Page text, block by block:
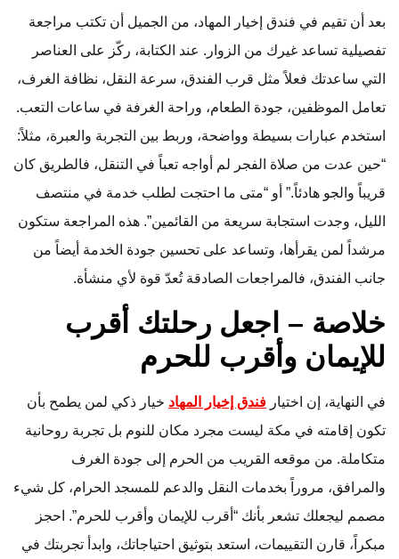
بعد أن تقيم في فندق إخيار المهاد، من الجميل أن تكتب مراجعة
تفصيلية تساعد غيرك من الزوار. عند الكتابة، ركّز على العناصر
التي ساعدتك فعلاً مثل قرب الفندق، سرعة النقل، نظافة الغرف،
تعامل الموظفين، جودة الطعام، وراحة الغرفة في ساعات التعب.
استخدم عبارات بسيطة وواضحة، وربط بين التجربة والعبرة، مثلاً:
“حين عدت من صلاة الفجر لم أواجه تعباً في التنقل، فالطريق كان
قريباً والجو هادئاً.” أو “متى ما احتجت لطلب خدمة في منتصف
الليل، وجدت استجابة سريعة من القائمين”. هذه المراجعة ستكون
مرشداً لمن يقرأها، وتساعد على تحسين جودة الخدمة أيضاً من
جانب الفندق، فالمراجعات الصادقة تُعدّ قوة لأي منشأة.
خلاصة – اجعل رحلتك أقرب
للإيمان وأقرب للحرم
في النهاية، إن اختيار فندق إخيار المهاد خيار ذكي لمن يطمح بأن
تكون إقامته في مكة ليست مجرد مكان للنوم بل تجربة روحانية
متكاملة. من موقعه القريب من الحرم إلى جودة الغرف
والمرافق، مروراً بخدمات النقل والدعم للمسجد الحرام، كل شيء
مصمم ليجعلك تشعر بأنك “أقرب للإيمان وأقرب للحرم”. احجز
مبكراً، قارن التقييمات، استعد بتوثيق احتياجاتك، وابدأ تجربتك في